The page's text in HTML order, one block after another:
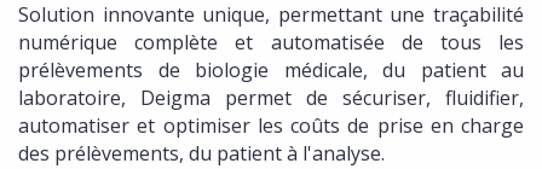
Solution innovante unique, permettant une traçabilité
numérique complète et automatisée de tous les
prélèvements de biologie médicale, du patient au
laboratoire, Deigma permet de sécuriser, fluidifier,
automatiser et optimiser les coûts de prise en charge
des prélèvements, du patient à l'analyse.